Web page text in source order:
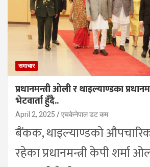
समाचार
प्रधानमन्त्री ओली र थाइल्याण्डका
भेटवार्ता हुँदै..
April 2, 2025 एचकेनेपाल डट कम
बैंकक, थाइल्याण्डको
रहेका प्रधानमन्त्री केपी शर्मा